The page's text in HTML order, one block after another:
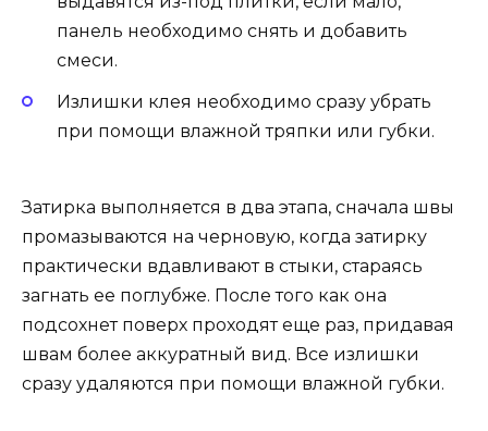
панель необходимо снять и добавить
смеси.
Излишки клея необходимо сразу убрать
при помощи влажной тряпки или губки.
Затирка выполняется в два этапа, сначала швы
промазываются на черновую, когда затирку
практически вдавливают в стыки, стараясь
загнать ее поглубже. После того как она
подсохнет поверх проходят еще раз, придавая
швам более аккуратный вид. Все излишки
сразу удаляются при помощи влажной губки.